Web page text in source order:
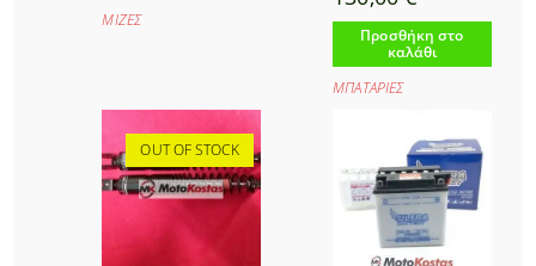
ΜΙΖΕΣ
Προσθήκη στο
καλάθι
ΜΠΑΤΑΡΙΕΣ
OUT OF STOCK